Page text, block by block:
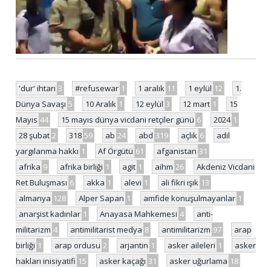
'dur' ihtarı 3 #refusewar 1 1 aralık 11 1 eylül 12
1.
Dünya Savaşı 5 10 Aralık 1 12 eylül 3 12 mart 1
15
Mayıs 44 15 mayıs dünya vicdani retçiler günü 6 2024 1
28 şubat 2 318 59 ab 24 abd 319 açlık 6
adil
yargılanma hakkı 1 Af Örgütü 61 afganistan 31
afrika 9 afrika birliği 1 agit 1 aihm 26
Akdeniz Vicdani
Ret Buluşması 6 akka 1 alevi 1 ali fikri ışık 13
almanya 128 Alper Sapan 1 amfide konuşulmayanlar 1
anarşist kadınlar 1 Anayasa Mahkemesi 4
anti-
militarizm 4 antimilitarist medya 8 antimilitarizm 97
arap
birliği 1 arap ordusu 2 arjantin 1 asker aileleri 1
asker
hakları inisiyatifi 15 asker kaçağı 31 asker uğurlama 18